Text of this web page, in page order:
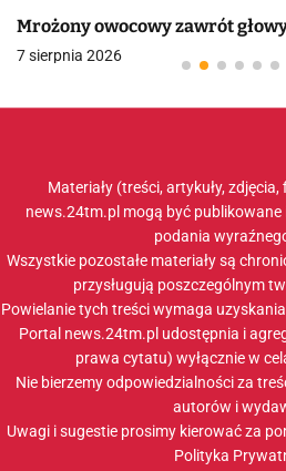
Mrożony owocowy zawrót
7 sierpnia 2026
Materiały (treści, artykuły,
news.24tm.pl mogą być
podania
Wszystkie pozostałe materiały są
przysługują poszczególnym
Powielanie tych treści wymaga
Portal news.24tm.pl udostępnia i
prawa cytatu) wyłącznie w
Nie bierzemy odpowiedzialności za
autorów i
Uwagi i sugestie prosimy kierować za
Polityka